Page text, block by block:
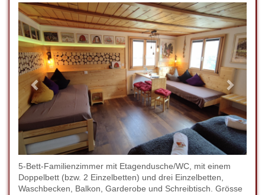
Previous
Next
5-Bett-Familienzimmer mit Etagendusche/WC, mit einem
Doppelbett (bzw. 2 Einzelbetten) und drei Einzelbetten,
Waschbecken, Balkon, Garderobe und Schreibtisch. Grösse